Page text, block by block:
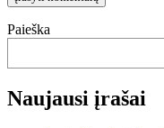
Paieška
Naujausi įrašai